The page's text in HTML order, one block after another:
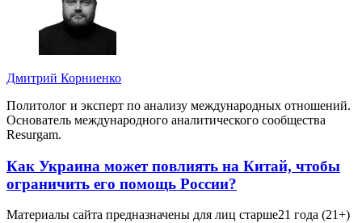
Дмитрий Корниенко
Политолог и эксперт по анализу международных отношений.
Основатель международного аналитического сообщества
Resurgam.
Как Украина может повлиять на Китай, чтобы
ограничить его помощь России?
Материалы сайта предназначены для лиц старше21 года (21+)